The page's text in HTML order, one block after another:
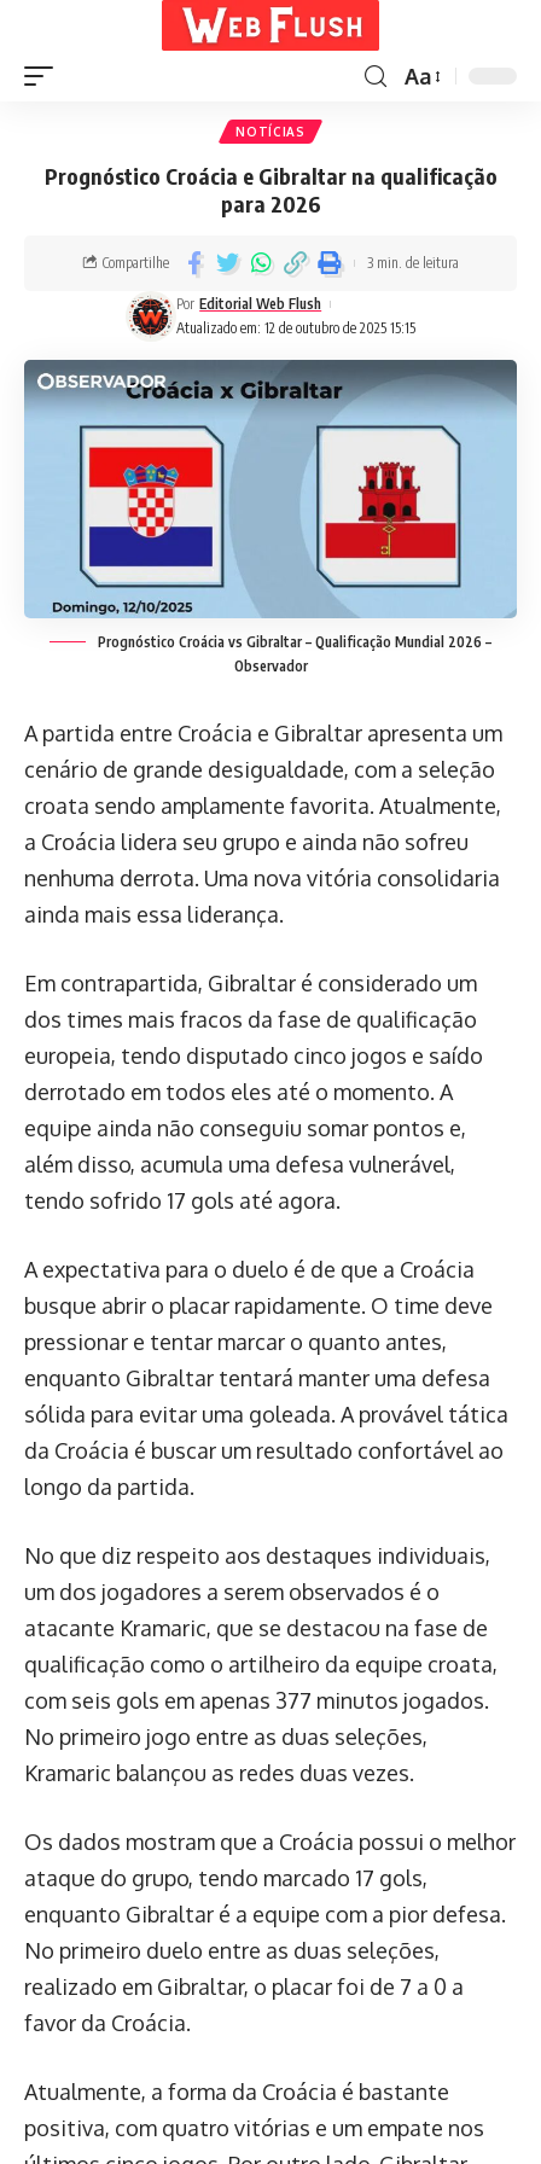
Aa
NOTÍCIAS
Prognóstico Croácia e Gibraltar na qualificação
para 2026
Atualizado em: 12 de outubro de 2025 15:15
Por Editorial Web Flush
Compartilhe 3 min. de leitura
Prognóstico Croácia vs Gibraltar – Qualificação Mundial 2026 –
Observador
A partida entre Croácia e Gibraltar apresenta um
cenário de grande desigualdade, com a seleção
croata sendo amplamente favorita. Atualmente,
a Croácia lidera seu grupo e ainda não sofreu
nenhuma derrota. Uma nova vitória consolidaria
ainda mais essa liderança.
Em contrapartida, Gibraltar é considerado um
dos times mais fracos da fase de qualificação
europeia, tendo disputado cinco jogos e saído
derrotado em todos eles até o momento. A
equipe ainda não conseguiu somar pontos e,
além disso, acumula uma defesa vulnerável,
tendo sofrido 17 gols até agora.
A expectativa para o duelo é de que a Croácia
busque abrir o placar rapidamente. O time deve
pressionar e tentar marcar o quanto antes,
enquanto Gibraltar tentará manter uma defesa
sólida para evitar uma goleada. A provável tática
da Croácia é buscar um resultado confortável ao
longo da partida.
No que diz respeito aos destaques individuais,
um dos jogadores a serem observados é o
atacante Kramaric, que se destacou na fase de
qualificação como o artilheiro da equipe croata,
com seis gols em apenas 377 minutos jogados.
No primeiro jogo entre as duas seleções,
Kramaric balançou as redes duas vezes.
Os dados mostram que a Croácia possui o melhor
ataque do grupo, tendo marcado 17 gols,
enquanto Gibraltar é a equipe com a pior defesa.
No primeiro duelo entre as duas seleções,
realizado em Gibraltar, o placar foi de 7 a 0 a
favor da Croácia.
Atualmente, a forma da Croácia é bastante
positiva, com quatro vitórias e um empate nos